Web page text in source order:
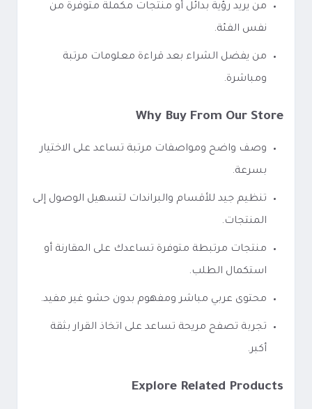
من يريد رؤية بدائل أو منتجات مكملة متوفرة من
نفس الفئة.
من يفضل الشراء بعد قراءة معلومات مرتبة
ومباشرة.
Why Buy From Our Store
وصف واضح ومواصفات مرتبة تساعد على الاختيار
بسرعة.
تنظيم جيد للأقسام والبراندات لتسهيل الوصول إلى
المنتجات.
منتجات مرتبطة متوفرة تساعدك على المقارنة أو
استكمال الطلب.
محتوى عربي مباشر ومفهوم بدون حشو غير مفيد.
تجربة تصفح مريحة تساعد على اتخاذ القرار بثقة
أكبر.
Explore Related Products